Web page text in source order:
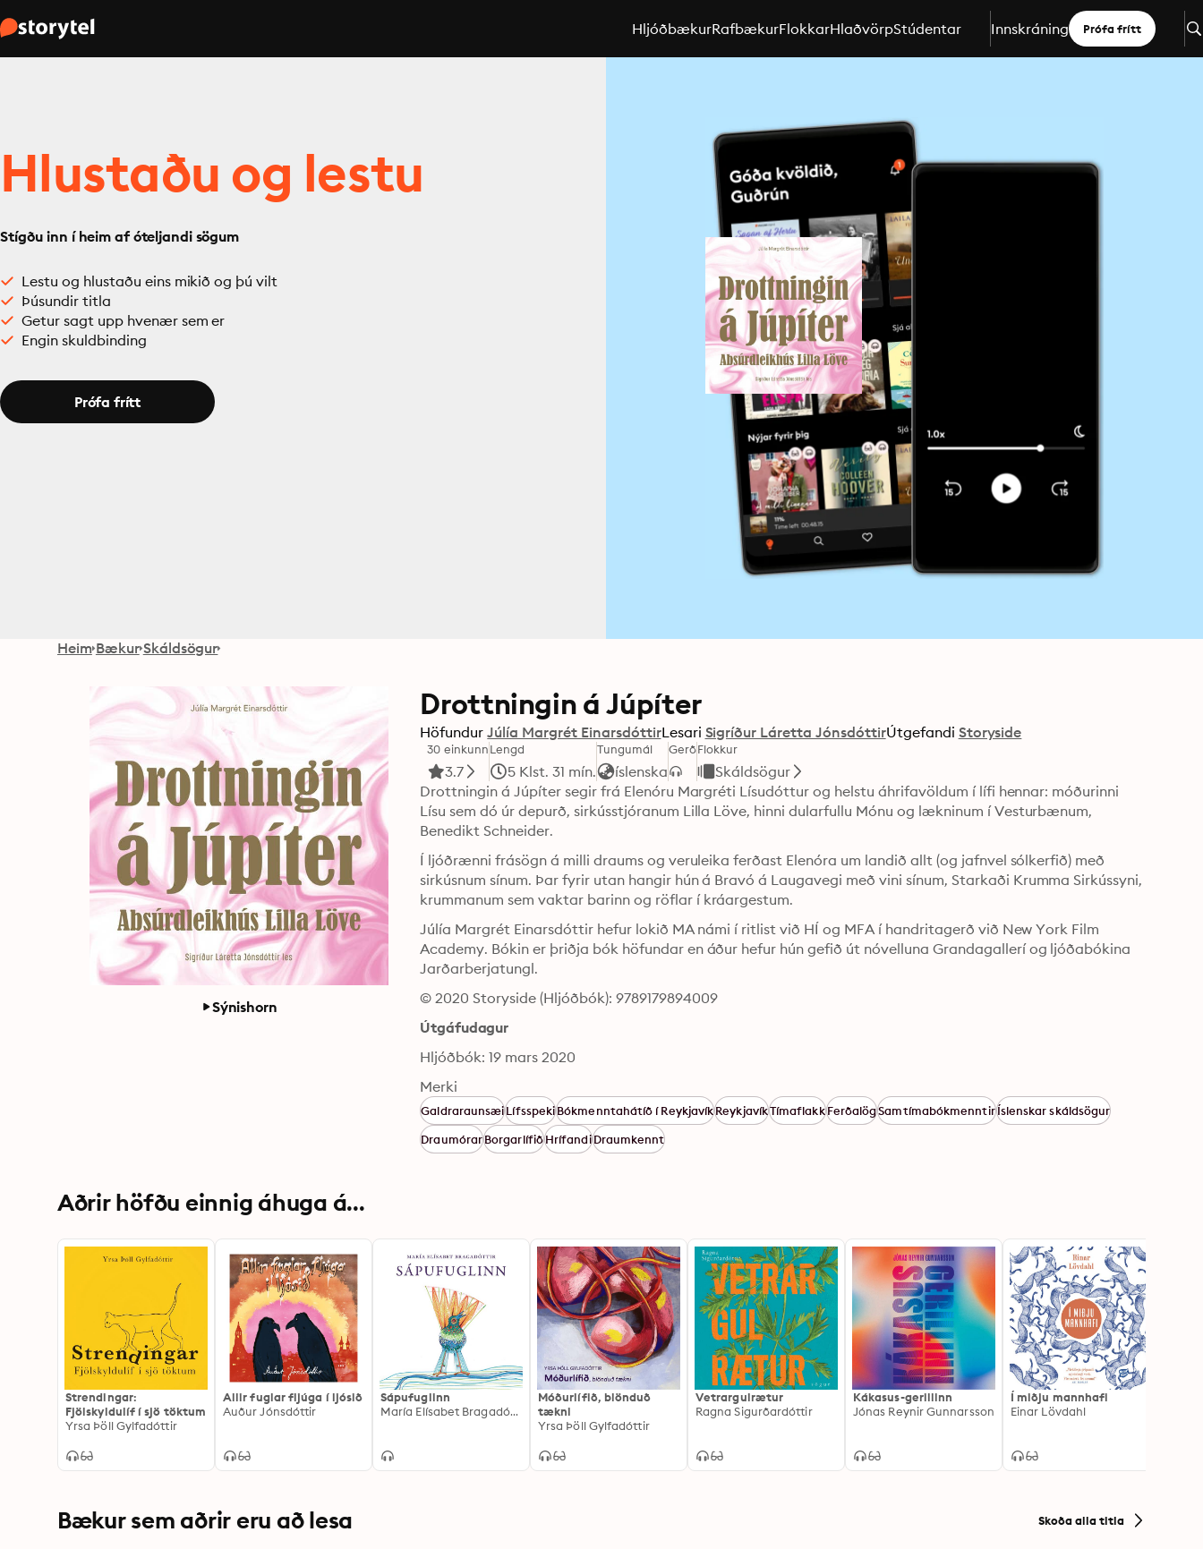
HljóðbækurRafbækurFlokkarHlaðvörpStúdentar Innskráning Prófa frítt
Hlustaðu og lestu
Stígðu inn í heim af óteljandi sögum
Lestu og hlustaðu eins mikið og þú vilt
Þúsundir titla
Getur sagt upp hvenær sem er
Engin skuldbinding
Prófa frítt
Heim Bækur Skáldsögur
Sýnishorn
Drottningin á Júpíter
Höfundur Júlía Margrét EinarsdóttirLesari Sigríður Láretta JónsdóttirÚtgefandi Storyside
30 einkunn
3.7
Lengd
5 Klst. 31 mín.
Tungumál
íslenska
GerðFlokkur
Skáldsögur
Drottningin á Júpíter segir frá Elenóru Margréti Lísudóttur og helstu áhrifavöldum í lífi hennar: móðurinni
Lísu sem dó úr depurð, sirkússtjóranum Lilla Löve, hinni dularfullu Mónu og lækninum í Vesturbænum,
Benedikt Schneider.
Í ljóðrænni frásögn á milli draums og veruleika ferðast Elenóra um landið allt (og jafnvel sólkerfið) með
sirkúsnum sínum. Þar fyrir utan hangir hún á Bravó á Laugavegi með vini sínum, Starkaði Krumma Sirkússyni,
krummanum sem vaktar barinn og röflar í kráargestum.
Júlía Margrét Einarsdóttir hefur lokið MA námi í ritlist við HÍ og MFA í handritagerð við New York Film
Academy. Bókin er þriðja bók höfundar en áður hefur hún gefið út nóvelluna Grandagallerí og ljóðabókina
Jarðarberjatungl.
© 2020 Storyside (Hljóðbók): 9789179894009
Útgáfudagur
Hljóðbók: 19 mars 2020
Merki
GaldraraunsæiLífsspekiBókmenntahátíð í ReykjavíkReykjavíkTímaflakkFerðalögSamtímabókmenntirÍslenskar skáldsögur
DraumórarBorgarlífiðHrífandiDraumkennt
Aðrir höfðu einnig áhuga á...
Strendingar:
Fjölskyldulíf í sjö töktum
Yrsa Þöll Gylfadóttir
Allir fuglar fljúga í ljósið
Auður Jónsdóttir
Sápufuglinn
María Elísabet Bragadóttir
Móðurlífið, blönduð
tækni
Yrsa Þöll Gylfadóttir
Vetrargulrætur
Ragna Sigurðardóttir
Kákasus-gerillinn
Jónas Reynir Gunnarsson
Í miðju mannhafi
Einar Lövdahl
Bækur sem aðrir eru að lesa Skoða alla titla